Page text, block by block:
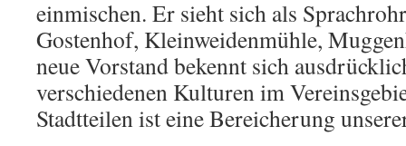
einmischen. Er sieht sich als
Gostenhof, Kleinweidenmühle,
neue Vorstand bekennt sich
verschiedenen Kulturen im
Stadtteilen ist eine Bereicherung